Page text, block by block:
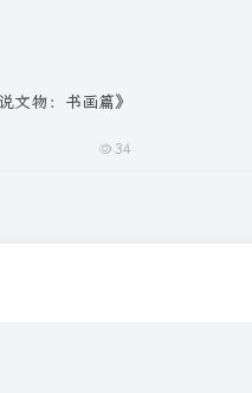
文物：书画篇》
34